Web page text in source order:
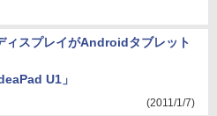
ィスプレイがAndroidタブレット
U1」
(2011/1/7)